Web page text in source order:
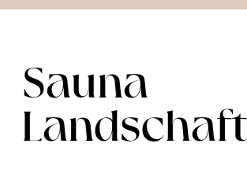
Sauna
Landschaft